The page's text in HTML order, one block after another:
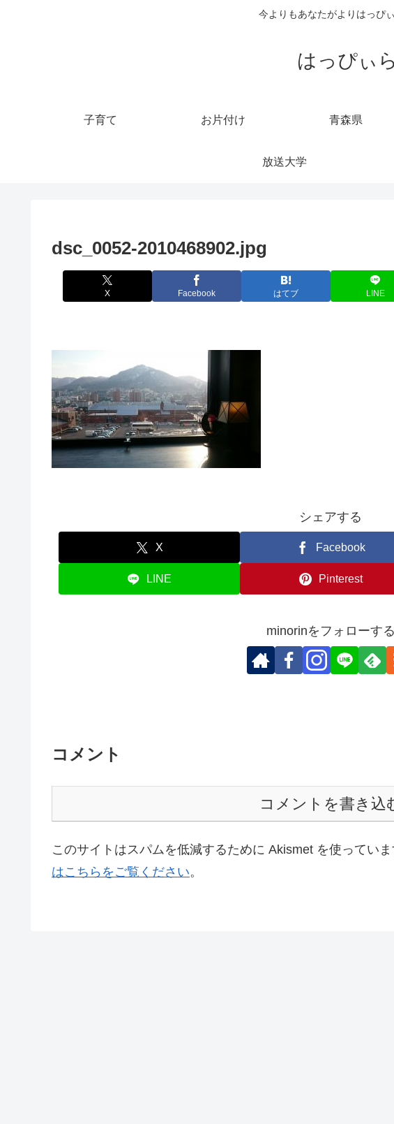
今よりもあなたがよりはっぴ
はっぴぃ
子育て お片付け 青森県
放送大学
dsc_0052-2010468902.jpg
X Facebook はてブ LINE
シェアする
X Facebook
LINE Pinterest
minorinをフォローする
コメント
コメントを書き込
このサイトはスパムを低減するために Akismet を使っていま
はこちらをご覧ください。